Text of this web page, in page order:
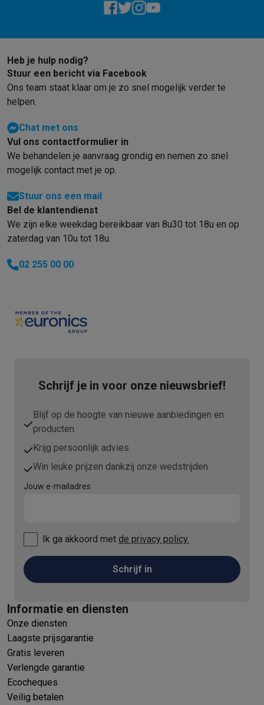
Heb je hulp nodig?
Stuur een bericht via Facebook
Ons team staat klaar om je zo snel mogelijk verder te
helpen.
Chat met ons
Vul ons contactformulier in
We behandelen je aanvraag grondig en nemen zo snel
mogelijk contact met je op.
Stuur ons een mail
Bel de klantendienst
We zijn elke weekdag bereikbaar van 8u30 tot 18u en op
zaterdag van 10u tot 18u.
02 255 00 00
Schrijf je in voor onze nieuwsbrief!
Blijf op de hoogte van nieuwe aanbiedingen en
producten.
Krijg persoonlijk advies.
Win leuke prijzen dankzij onze wedstrijden.
Jouw e-mailadres
Ik ga akkoord met de privacy policy.
Schrijf in
Informatie en diensten
Onze diensten
Laagste prijsgarantie
Gratis leveren
Verlengde garantie
Ecocheques
Veilig betalen